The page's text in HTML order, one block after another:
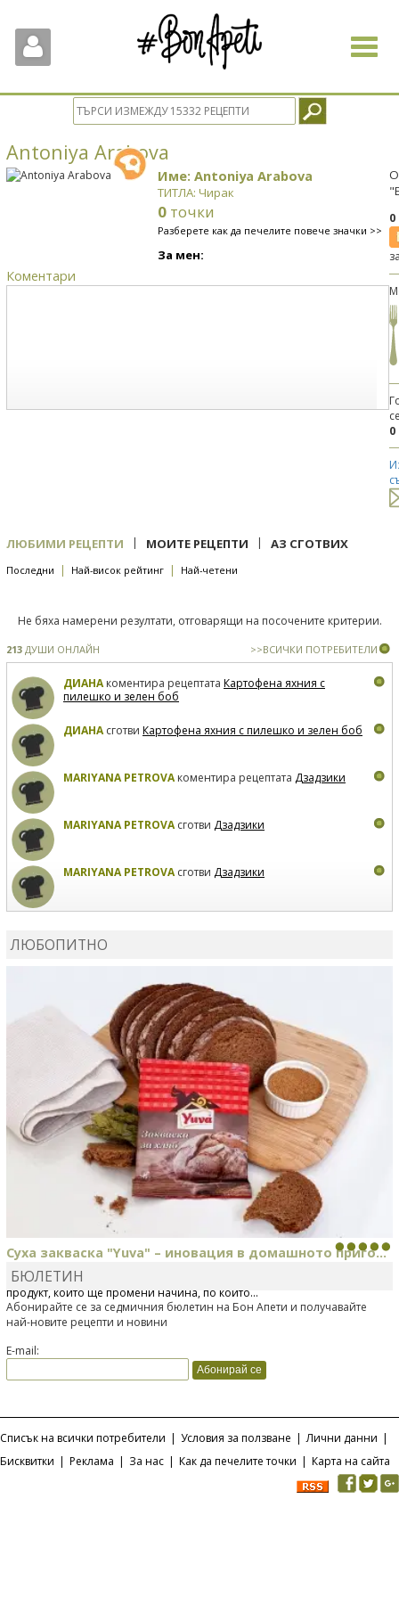
Toggle
Antoniya Arabova
Име: Antoniya Arabova
ТИТЛА: Чирак
0 точки
Разберете как да печелите повече значки >>
За мен:
Коментари
0
ЛЮБИМИ РЕЦЕПТИ | МОИТЕ РЕЦЕПТИ | АЗ СГОТВИХ
Последни | Най-висок рейтинг | Най-четени
Не бяха намерени резултати, отговарящи на посочените критерии.
213 ДУШИ ОНЛАЙН >>ВСИЧКИ ПОТРЕБИТЕЛИ
ДИАНАкоментира рецептата Картофена яхния с
пилешко и зелен боб
ДИАНАсготви Картофена яхния с пилешко и зелен боб
MARIYANA PETROVAкоментира рецептата Дзадзики
MARIYANA PETROVAсготви Дзадзики
MARIYANA PETROVAсготви Дзадзики
ЛЮБОПИТНО
Суха закваска "Yuva" – иновация в домашното приго...
Отскоро Лесафр България стартира предлагането на изцяло нов
продукт, който ще промени начина, по който...
БЮЛЕТИН
Абонирайте се за седмичния бюлетин на Бон Апети и получавайте
най-новите рецепти и новини
E-mail:
Списък на всички потребители | Условия за ползване | Лични данни |
Бисквитки | Реклама | За нас | Как да печелите точки | Карта на сайта